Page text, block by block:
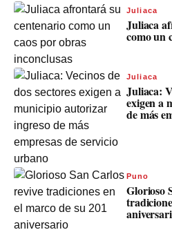
Juliaca
Juliaca
como un
Juliaca
Juliaca:
exigen a
de más
Puno
Glorioso